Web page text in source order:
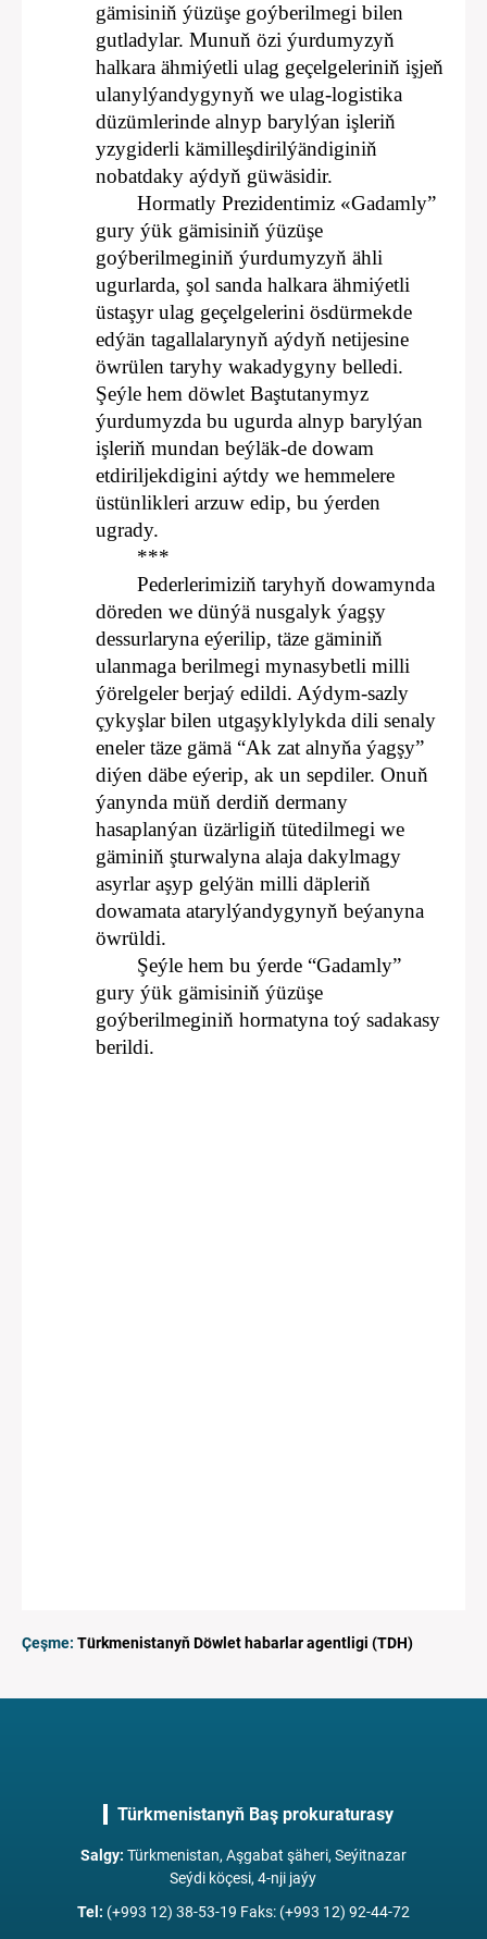
gämisiniň ýüzüşe goýberilmegi bilen
gutladylar. Munuň özi ýurdumyzyň
halkara ähmiýetli ulag geçelgeleriniň işjeň
ulanylýandygynyň we ulag-logistika
düzümlerinde alnyp barylýan işleriň
yzygiderli kämilleşdirilýändiginiň
nobatdaky aýdyň güwäsidir.
Hormatly Prezidentimiz «Gadamly”
gury ýük gämisiniň ýüzüşe
goýberilmeginiň ýurdumyzyň ähli
ugurlarda, şol sanda halkara ähmiýetli
üstaşyr ulag geçelgelerini ösdürmekde
edýän tagallalarynyň aýdyň netijesine
öwrülen taryhy wakadygyny belledi.
Şeýle hem döwlet Baştutanymyz
ýurdumyzda bu ugurda alnyp barylýan
işleriň mundan beýläk-de dowam
etdiriljekdigini aýtdy we hemmelere
üstünlikleri arzuw edip, bu ýerden
ugrady.
***
Pederlerimiziň taryhyň dowamynda
döreden we dünýä nusgalyk ýagşy
dessurlaryna eýerilip, täze gäminiň
ulanmaga berilmegi mynasybetli milli
ýörelgeler berjaý edildi. Aýdym-sazly
çykyşlar bilen utgaşyklylykda dili senaly
eneler täze gämä “Ak zat alnyňa ýagşy”
diýen däbe eýerip, ak un sepdiler. Onuň
ýanynda müň derdiň dermany
hasaplanýan üzärligiň tütedilmegi we
gäminiň şturwalyna alaja dakylmagy
asyrlar aşyp gelýän milli däpleriň
dowamata atarylýandygynyň beýanyna
öwrüldi.
Şeýle hem bu ýerde “Gadamly”
gury ýük gämisiniň ýüzüşe
goýberilmeginiň hormatyna toý sadakasy
berildi.
Çeşme: Türkmenistanyň Döwlet habarlar agentligi (TDH)
Türkmenistanyň Baş prokuraturasy
Salgy: Türkmenistan, Aşgabat şäheri, Seýitnazar
Seýdi köçesi, 4-nji jaýy
Tel : (+993 12) 38-53-19 Faks: (+993 12) 92-44-72